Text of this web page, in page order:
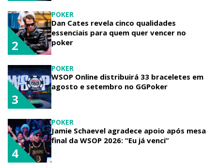
POKER
Dan Cates revela cinco qualidades
essenciais para quem quer vencer no
poker
2
POKER
WSOP Online distribuirá 33 braceletes em
agosto e setembro no GGPoker
3
POKER
Jamie Schaevel agradece apoio após mesa
final da WSOP 2026: “Eu já venci”
4